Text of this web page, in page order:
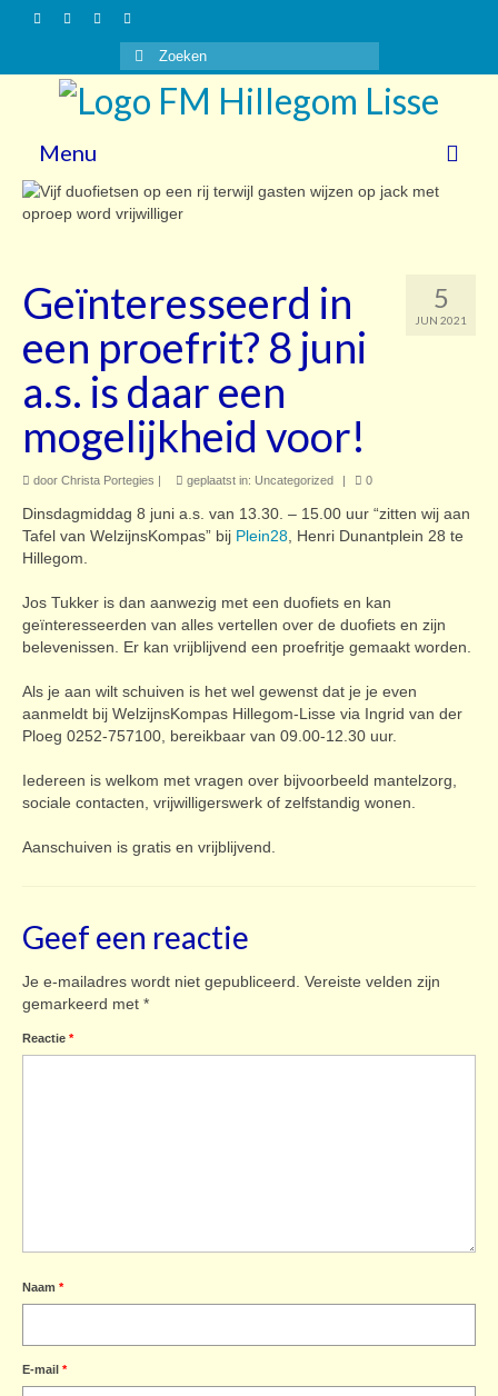
Zoeken
naar:
Menu
Nieuws
Vrijwilligers
Over ons
Steun ons!
Contact
5
JUN 2021
Geïnteresseerd in
een proefrit? 8 juni
a.s. is daar een
mogelijkheid voor!
door Christa Portegies | geplaatst in: Uncategorized | 0
Dinsdagmiddag 8 juni a.s. van 13.30. – 15.00 uur “zitten wij aan
Tafel van WelzijnsKompas” bij Plein28 , Henri Dunantplein 28 te
Hillegom.
Jos Tukker is dan aanwezig met een duofiets en kan
geïnteresseerden van alles vertellen over de duofiets en zijn
belevenissen. Er kan vrijblijvend een proefritje gemaakt worden.
Als je aan wilt schuiven is het wel gewenst dat je je even
aanmeldt bij WelzijnsKompas Hillegom-Lisse via Ingrid van der
Ploeg 0252-757100, bereikbaar van 09.00-12.30 uur.
Iedereen is welkom met vragen over bijvoorbeeld mantelzorg,
sociale contacten, vrijwilligerswerk of zelfstandig wonen.
Aanschuiven is gratis en vrijblijvend.
Geef een reactie
Je e-mailadres wordt niet gepubliceerd. Vereiste velden zijn
gemarkeerd met *
Reactie *
Naam *
E-mail *